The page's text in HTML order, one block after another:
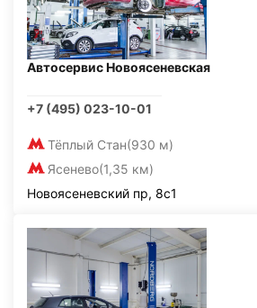
Автосервис Новоясеневская
+7 (495) 023-10-01
Тёплый Стан(930 м)
Ясенево(1,35 км)
Новоясеневский пр, 8с1